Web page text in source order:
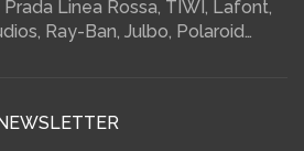
Linea Rossa, TIWI, Lafont,
Ray-Ban, Julbo, Polaroid…